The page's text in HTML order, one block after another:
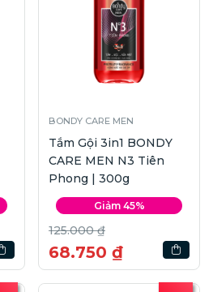
BONDY CARE MEN
Tắm Gội 3in1 BONDY
CARE MEN N3 Tiên
Phong | 300g
Giảm 45%
125.000 ₫
68.750 ₫